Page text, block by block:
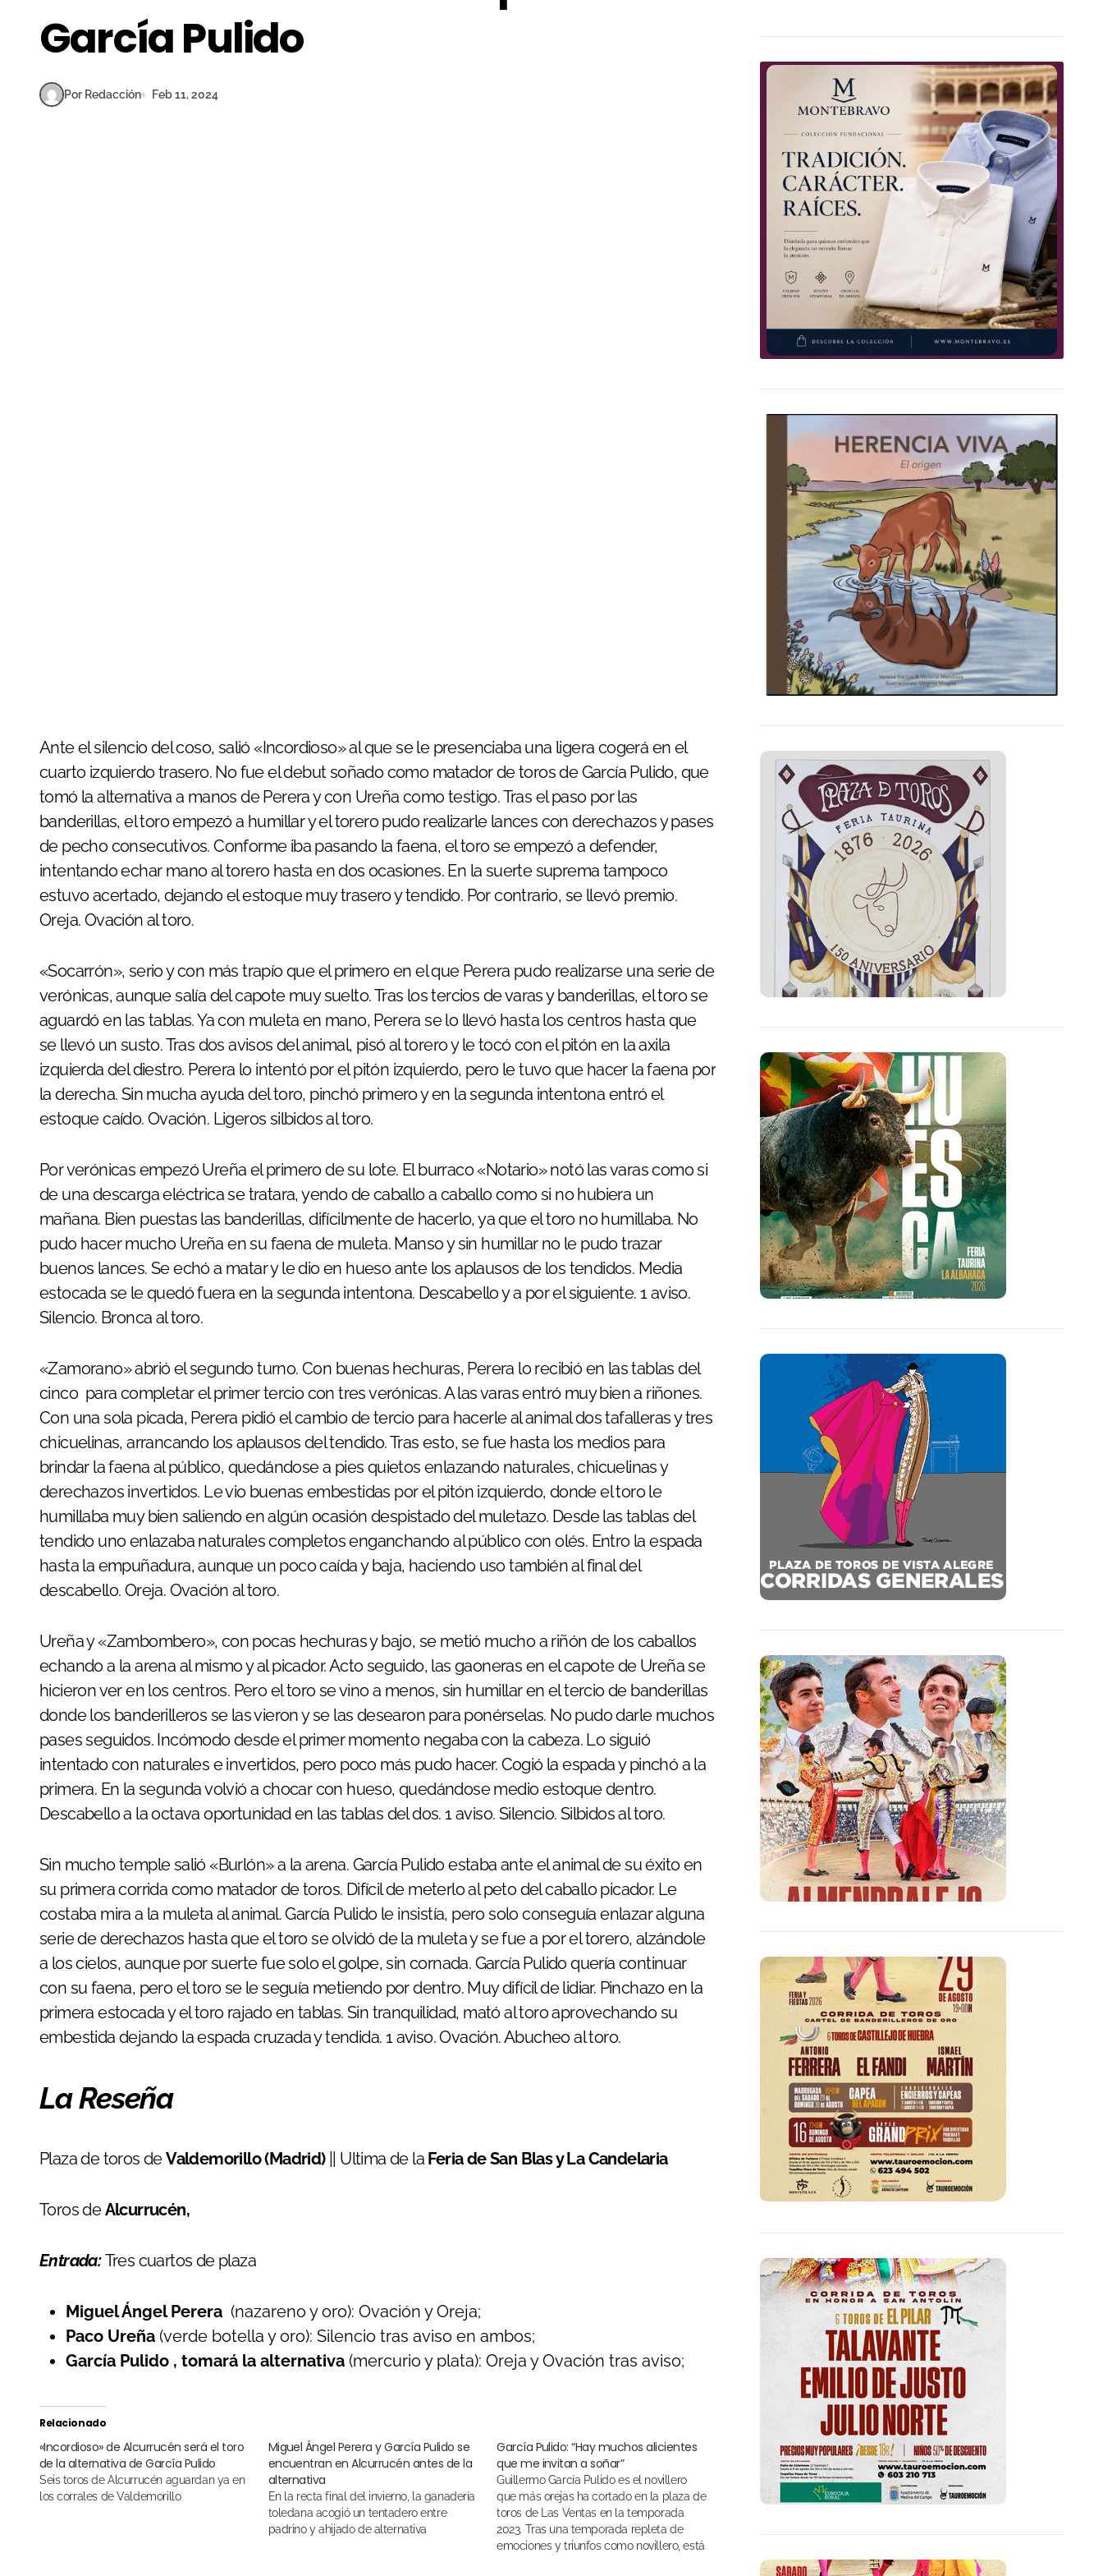
García Pulido
Por Redacción Feb 11, 2024
Ante el silencio del coso, salió «Incordioso» al que se le presenciaba una ligera cogerá en el
cuarto izquierdo trasero. No fue el debut soñado como matador de toros de García Pulido, que
tomó la alternativa a manos de Perera y con Ureña como testigo. Tras el paso por las
banderillas, el toro empezó a humillar y el torero pudo realizarle lances con derechazos y pases
de pecho consecutivos. Conforme iba pasando la faena, el toro se empezó a defender,
intentando echar mano al torero hasta en dos ocasiones. En la suerte suprema tampoco
estuvo acertado, dejando el estoque muy trasero y tendido. Por contrario, se llevó premio.
Oreja. Ovación al toro.
«Socarrón», serio y con más trapío que el primero en el que Perera pudo realizarse una serie de
verónicas, aunque salía del capote muy suelto. Tras los tercios de varas y banderillas, el toro se
aguardó en las tablas. Ya con muleta en mano, Perera se lo llevó hasta los centros hasta que
se llevó un susto. Tras dos avisos del animal, pisó al torero y le tocó con el pitón en la axila
izquierda del diestro. Perera lo intentó por el pitón izquierdo, pero le tuvo que hacer la faena por
la derecha. Sin mucha ayuda del toro, pinchó primero y en la segunda intentona entró el
estoque caído. Ovación. Ligeros silbidos al toro.
Por verónicas empezó Ureña el primero de su lote. El burraco «Notario» notó las varas como si
de una descarga eléctrica se tratara, yendo de caballo a caballo como si no hubiera un
mañana. Bien puestas las banderillas, difícilmente de hacerlo, ya que el toro no humillaba. No
pudo hacer mucho Ureña en su faena de muleta. Manso y sin humillar no le pudo trazar
buenos lances. Se echó a matar y le dio en hueso ante los aplausos de los tendidos. Media
estocada se le quedó fuera en la segunda intentona. Descabello y a por el siguiente. 1 aviso.
Silencio. Bronca al toro.
«Zamorano» abrió el segundo turno. Con buenas hechuras, Perera lo recibió en las tablas del
cinco para completar el primer tercio con tres verónicas. A las varas entró muy bien a riñones.
Con una sola picada, Perera pidió el cambio de tercio para hacerle al animal dos tafalleras y tres
chicuelinas, arrancando los aplausos del tendido. Tras esto, se fue hasta los medios para
brindar la faena al público, quedándose a pies quietos enlazando naturales, chicuelinas y
derechazos invertidos. Le vio buenas embestidas por el pitón izquierdo, donde el toro le
humillaba muy bien saliendo en algún ocasión despistado del muletazo. Desde las tablas del
tendido uno enlazaba naturales completos enganchando al público con olés. Entro la espada
hasta la empuñadura, aunque un poco caída y baja, haciendo uso también al final del
descabello. Oreja. Ovación al toro.
Ureña y «Zambombero», con pocas hechuras y bajo, se metió mucho a riñón de los caballos
echando a la arena al mismo y al picador. Acto seguido, las gaoneras en el capote de Ureña se
hicieron ver en los centros. Pero el toro se vino a menos, sin humillar en el tercio de banderillas
donde los banderilleros se las vieron y se las desearon para ponérselas. No pudo darle muchos
pases seguidos. Incómodo desde el primer momento negaba con la cabeza. Lo siguió
intentado con naturales e invertidos, pero poco más pudo hacer. Cogió la espada y pinchó a la
primera. En la segunda volvió a chocar con hueso, quedándose medio estoque dentro.
Descabello a la octava oportunidad en las tablas del dos. 1 aviso. Silencio. Silbidos al toro.
Sin mucho temple salió «Burlón» a la arena. García Pulido estaba ante el animal de su éxito en
su primera corrida como matador de toros. Difícil de meterlo al peto del caballo picador. Le
costaba mira a la muleta al animal. García Pulido le insistía, pero solo conseguía enlazar alguna
serie de derechazos hasta que el toro se olvidó de la muleta y se fue a por el torero, alzándole
a los cielos, aunque por suerte fue solo el golpe, sin cornada. García Pulido quería continuar
con su faena, pero el toro se le seguía metiendo por dentro. Muy difícil de lidiar. Pinchazo en la
primera estocada y el toro rajado en tablas. Sin tranquilidad, mató al toro aprovechando su
embestida dejando la espada cruzada y tendida. 1 aviso. Ovación. Abucheo al toro.
La Reseña
Plaza de toros deValdemorillo (Madrid) || Ultima de la Feria de San Blas y La Candelaria
Toros deAlcurrucén,
Entrada:Tres cuartos de plaza
Miguel Ángel Perera (nazareno y oro): Ovación y Oreja;
Paco Ureña (verde botella y oro): Silencio tras aviso en ambos;
García Pulido , tomará la alternativa (mercurio y plata): Oreja y Ovación tras aviso;
Relacionado
«Incordioso» de Alcurrucén será el toro
de la alternativa de García Pulido
Seis toros de Alcurrucén aguardan ya en
los corrales de Valdemorillo
Miguel Ángel Perera y García Pulido se
encuentran en Alcurrucén antes de la
alternativa
En la recta final del invierno, la ganadería
toledana acogió un tentadero entre
padrino y ahijado de alternativa
García Pulido: “Hay muchos alicientes
que me invitan a soñar”
Guillermo García Pulido es el novillero
que más orejas ha cortado en la plaza de
toros de Las Ventas en la temporada
2023. Tras una temporada repleta de
emociones y triunfos como novillero, está